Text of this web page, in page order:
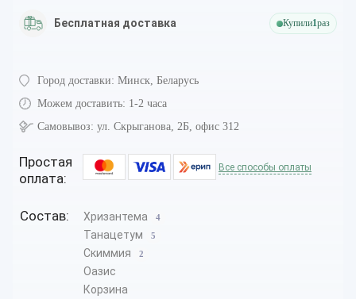
Бесплатная доставка Купили1раз
Город доставки: Минск, Беларусь
Можем доставить: 1-2 часа
Самовывоз: ул. Скрыганова, 2Б, офис 312
Простая
оплата:
Все способы оплаты
Состав: Хризантема 4
Танацетум 5
Скиммия 2
Оазис
Корзина